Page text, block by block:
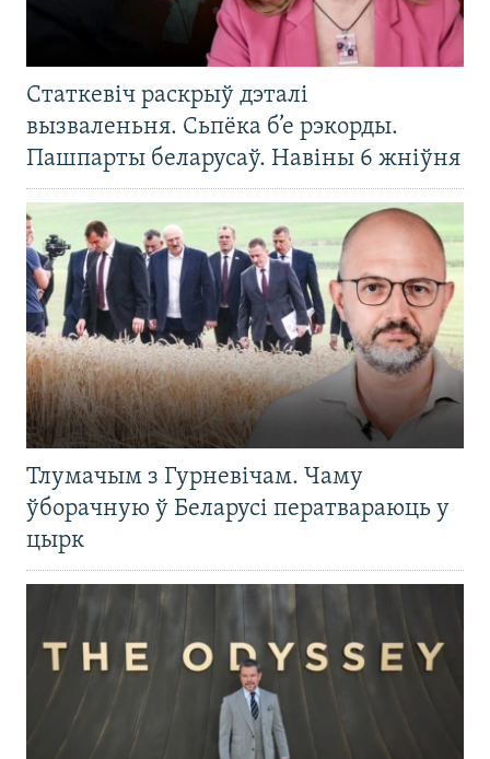
Статкевіч раскрыў дэталі
вызваленьня. Сьпёка б’е рэкорды.
Пашпарты беларусаў. Навіны 6 жніўня
Тлумачым з Гурневічам. Чаму
ўборачную ў Беларусі ператвараюць у
цырк